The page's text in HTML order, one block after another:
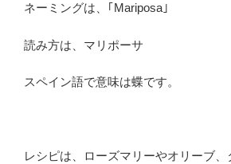
ネーミングは、｢Mariposa｣
読み方は、マリポーサ
スペイン語で意味は蝶です。
レシピは、ローズマリーやオリーブ、